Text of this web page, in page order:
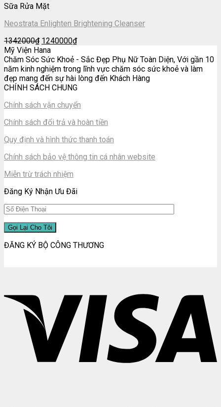
Sữa Rửa Mặt
Neostrata Enlighten Brightening Cleanser
1342000₫ Giá
gốc
là:
1342000₫.
1240000₫Giá
tại
là:
1240000₫.
Mỹ Viện Hana
Chăm Sóc Sức Khoẻ - Sắc Đẹp Phụ Nữ Toàn Diện, Với gần 10
năm kinh nghiệm trong lĩnh vực chăm sóc sức khoẻ và làm
đẹp mang đến sự hài lòng đến Khách Hàng
CHÍNH SÁCH CHUNG
Chính sách vận chuyển
Chính sách đổi trả và hoàn tiền
Quy định và hình thức thanh toán
Chính sách bảo vệ thông tin cá nhân website
Miễn trừ trách nhiệm
Đăng Ký Nhận Ưu Đãi
ĐĂNG KÝ BỘ CÔNG THƯƠNG